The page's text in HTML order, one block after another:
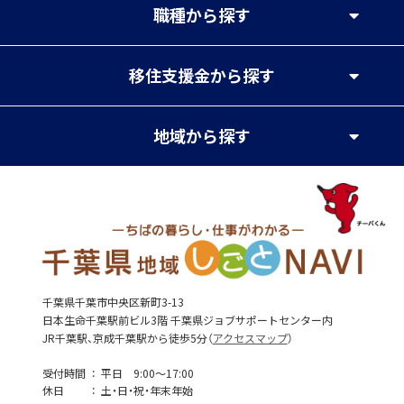
職種から探す
移住支援金から探す
地域から探す
千葉県千葉市中央区新町3-13
日本生命千葉駅前ビル3階 千葉県ジョブサポートセンター内
JR千葉駅、京成千葉駅から徒歩5分（アクセスマップ）
受付時間
平日 9:00～17:00
休日
土・日・祝・年末年始